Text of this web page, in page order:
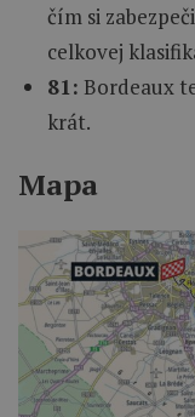
čím si
celkovej
81: Bordeaux
krát.
Mapa